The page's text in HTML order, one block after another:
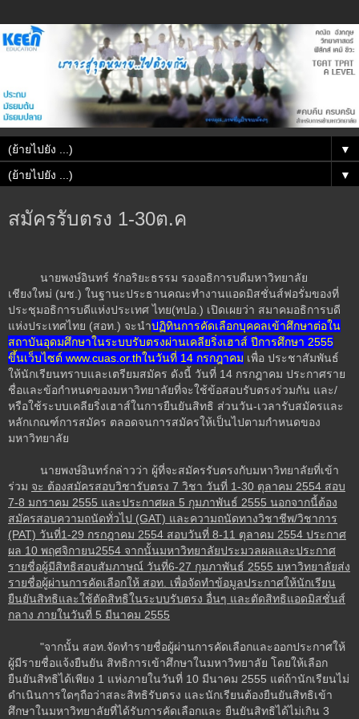
▼
▼
สมัครรับตรง 1-30ต.ค
นายพงษ์อินทร์ รักอริยะธรรม รองอธิการบดีมหาวิทยาลัย
เชียงใหม่ (มช.) ในฐานะประธานคณะทำงานแอดมิสชั่นส์ฟอรั่มของที่
ประชุมอธิการบดีแห่งประเทศ ไทย(ทปอ.) เปิดเผยว่า สมาคมอธิการบดี
แห่งประเทศไทย (สอท.) จะนปฏิทินการคัดเลือกบุคคลเข้าศึกษาต่อใน
สถาบันอุดมศึกษาในระบบรับตรงผ่านเคลียริ่งเฮาส์ ปีการศึกษา 2555
ขึ้นเว็บไซต์ www.cuas.or.thในวันที่ 14 กรกฎาคม เพื่อ ประชาสัมพันธ์
ให้นักเรียนทราบและเตรียมสมัคร ดังนี้ วันที่ 14 กรกฎาคม ประกาศราย
ชื่อและข้อกำหนดของมหาวิทยาลัยที่จะใช้ข้อสอบรับตรงร่วมกัน และ/
หรือใช้ระบบเคลียริ่งเฮาส์ในการยืนยันสิทธิ ส่วนวัน-เวลารับสมัครและ
หลักเกณฑ์การสมัคร ตลอดจนการสมัครให้เป็นไปตามกำหนดของ
มหาวิทยาลัย
นายพงษ์อินทร์กล่าวว่า ผู้ที่จะสมัครรับตรงกับมหาวิทยาลัยที่เข้า
ร่วม จะ ต้องสมัครสอบวิชารับตรง 7 วิชา วันที่ 1-30 ตุลาคม 2554 สอบ
7-8 มกราคม 2555 และประกาศผล 5 กุมภาพันธ์ 2555 นอกจากนี้ต้อง
สมัครสอบความถนัดทั่วไป (GAT) และความถนัดทางวิชาชีพ/วิชาการ
(PAT) วันที่1-29 กรกฎาคม 2554 สอบวันที่ 8-11 ตุลาคม 2554 ประกาศ
ผล 10 พฤศจิกายน2554 จากนั้นมหาวิทยาลัยประมวลผลและประกาศ
รายชื่อผู้มีสิทธิสอบสัมภาษณ์ วันที่6-27 กุมภาพันธ์ 2555 มหาวิทยาลัยส่ง
รายชื่อผู้ผ่านการคัดเลือกให้ สอท. เพื่อจัดทำข้อมูลประกาศให้นักเรียน
ยืนยันสิทธิและใช้ตัดสิทธิในระบบรับตรง อื่นๆ และตัดสิทธิแอดมิสชั่นส์
กลาง ภายในวันที่ 5 มีนาคม 2555
"จากนั้น สอท.จัดทำรายชื่อผู้ผ่านการคัดเลือกและออกประกาศให้
ผู้มีรายชื่อแจ้งยืนยัน สิทธิการเข้าศึกษาในมหาวิทยาลัย โดยให้เลือก
ยืนยันสิทธิได้เพียง 1 แห่งภายในวันที่ 10 มีนาคม 2555 แต่ถ้านักเรียนไม่
ดำเนินการใดๆถือว่าสละสิทธิรับตรง และนักเรียนต้องยืนยันสิทธิเข้า
ศึกษาในมหาวิทยาลัยที่ได้รับการคัดเลือกและ ยืนยันสิทธิได้ไม่เกิน 3